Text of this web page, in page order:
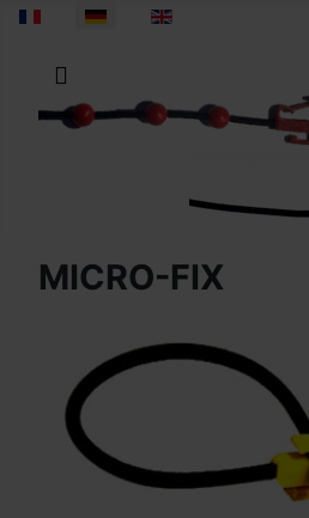
Sprache auswählen
MICRO-FIX